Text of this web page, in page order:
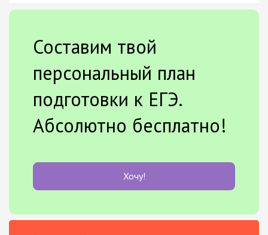
Составим твой
персональный план
подготовки к ЕГЭ.
Абсолютно бесплатно!
Хочу!